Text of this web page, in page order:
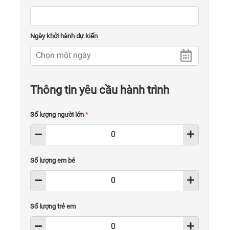
Ngày khởi hành dự kiến
Thông tin yêu cầu hành trình
Số lượng người lớn *
Số lượng em bé
Số lượng trẻ em